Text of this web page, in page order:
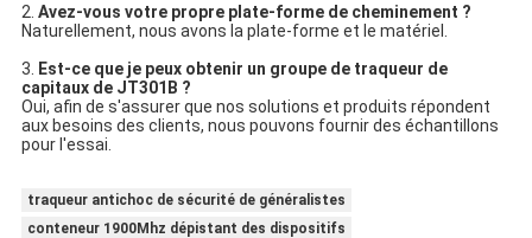
2. Avez-vous votre propre plate-forme de cheminement ?
Naturellement, nous avons la plate-forme et le matériel.
3.
Est-ce que je peux obtenir un groupe de traqueur de
capitaux de JT301B ?
Oui, afin de s'assurer que nos solutions et produits répondent
aux besoins des clients, nous pouvons fournir des échantillons
pour l'essai.
traqueur antichoc de sécurité de généralistes
conteneur 1900Mhz dépistant des dispositifs